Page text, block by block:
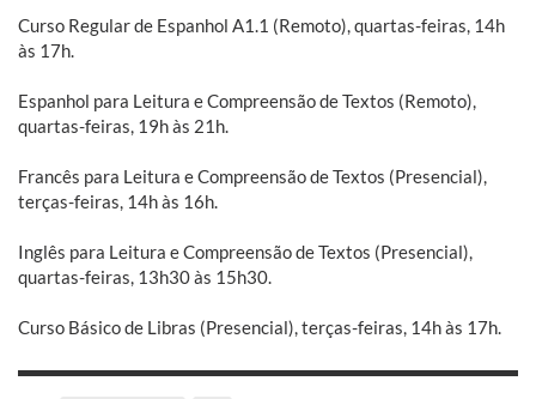
Curso Regular de Espanhol A1.1 (Remoto), quartas-feiras, 14h
às 17h.
Espanhol para Leitura e Compreensão de Textos (Remoto),
quartas-feiras, 19h às 21h.
Francês para Leitura e Compreensão de Textos (Presencial),
terças-feiras, 14h às 16h.
Inglês para Leitura e Compreensão de Textos (Presencial),
quartas-feiras, 13h30 às 15h30.
Curso Básico de Libras (Presencial), terças-feiras, 14h às 17h.